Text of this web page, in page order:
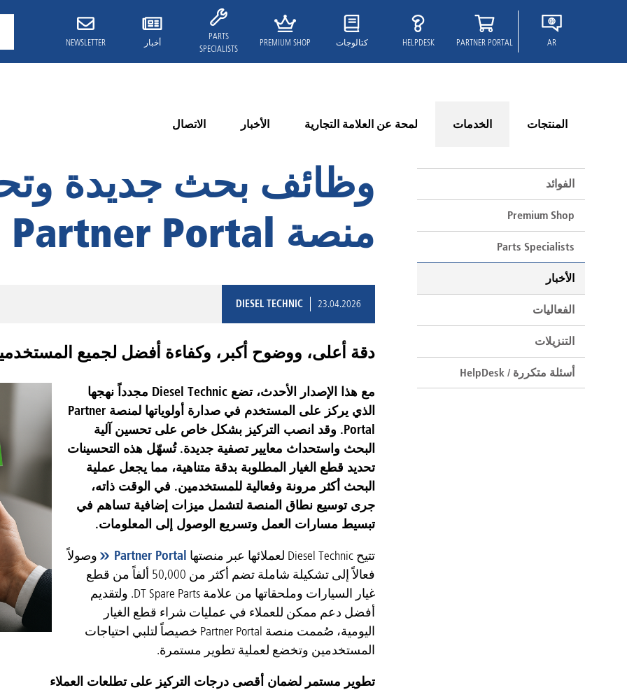
AR
PARTNER PORTAL
HELPDESK كتالوجات PREMIUM SHOP
PARTS
SPECIALISTS
أخبار NEWSLETTER
المنتجات الخدمات لمحة عن العلامة التجارية الأخبار الاتصال
وظائف بحث جديدة
منصة Partner Portal
23.04.2026
DIESEL TECHNIC
دقة أعلى، ووضوح أكبر، وكفاءة أفضل لجميع
مع هذا الإصدار الأحدث، تضع Diesel Technic مجدداً نهجها
الذي يركز على المستخدم في صدارة أولوياتها لمنصة Partner
Portal. وقد انصب التركيز بشكل خاص على تحسين آلية
البحث واستحداث معايير تصفية جديدة. تُسهّل هذه التحسينات
تحديد قطع الغيار المطلوبة بدقة متناهية، مما يجعل عملية
البحث أكثر مرونة وفعالية للمستخدمين. في الوقت ذاته،
جرى توسيع نطاق المنصة لتشمل ميزات إضافية تساهم في
تبسيط مسارات العمل وتسريع الوصول إلى المعلومات.
تتيح Diesel Technic لعملائها عبر منصتها Partner Portal
وصولاً
فعالاً إلى تشكيلة شاملة تضم أكثر من 50,000 ألفاً من قطع
غيار السيارات وملحقاتها من علامة DT Spare Parts. ولتقديم
أفضل دعم ممكن للعملاء في عمليات شراء قطع الغيار
اليومية، صُممت منصة Partner Portal خصيصاً لتلبي احتياجات
المستخدمين وتخضع لعملية تطوير مستمرة.
تطوير مستمر لضمان أقصى درجات التركيز على تطلعات العملاء
الفوائد
Premium Shop
Parts Specialists
الأخبار
الفعاليات
التنزيلات
أسئلة متكررة / HelpDesk